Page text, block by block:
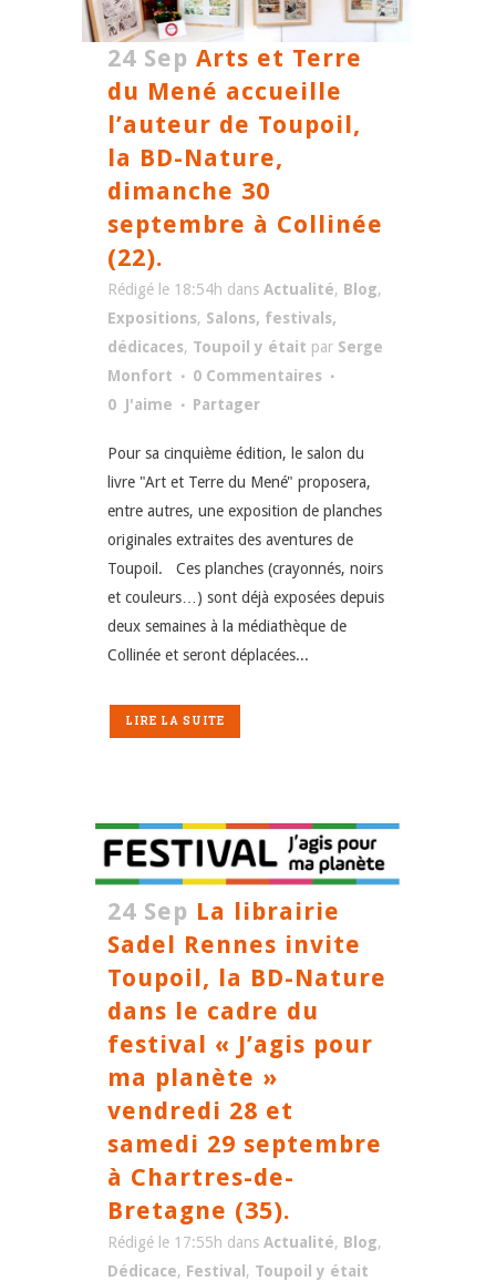
24 Sep Arts et Terre
du Mené accueille
l’auteur de Toupoil,
la BD-Nature,
dimanche 30
septembre à Collinée
(22).
Rédigé le 18:54h dans Actualité, Blog,
Expositions, Salons, festivals,
dédicaces, Toupoil y était par Serge
Monfort
0 Commentaires
0 J'aime Partager
Pour sa cinquième édition, le salon du
livre "Art et Terre du Mené" proposera,
entre autres, une exposition de planches
originales extraites des aventures de
Toupoil. Ces planches (crayonnés, noirs
et couleurs…) sont déjà exposées depuis
deux semaines à la médiathèque de
Collinée et seront déplacées...
LIRE LA SUITE
24 Sep La librairie
Sadel Rennes invite
Toupoil, la BD-Nature
dans le cadre du
festival « J’agis pour
ma planète »
vendredi 28 et
samedi 29 septembre
à Chartres-de-
Bretagne (35).
Rédigé le 17:55h dans Actualité, Blog,
Dédicace, Festival , Toupoil y était